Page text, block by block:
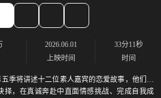
2026.06.01
上映时间
33分11秒
时间
季将讲述十二位素人嘉宾的恋爱故事，他们历
择，在真诚奔赴中直面情感挑战、完成自我成